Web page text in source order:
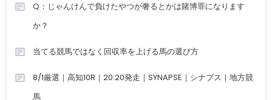
Q：じゃんけんで負けたやつが奢るとかは賭博罪になります
か？
当てる競馬ではなく回収率を上げる馬の選び方
8/1厳選｜高知10R｜20:20発走｜SYNAPSE｜シナプス｜地方競
馬